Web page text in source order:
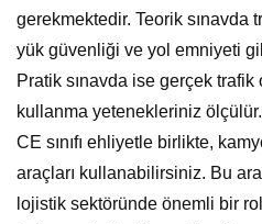
gerekmektedir. Teorik sınavda
yük güvenliği ve yol emniyeti
Pratik sınavda ise gerçek trafik
kullanma yetenekleriniz ölçülür.
CE sınıfı ehliyetle birlikte,
araçları kullanabilirsiniz. Bu
lojistik sektöründe önemli bir